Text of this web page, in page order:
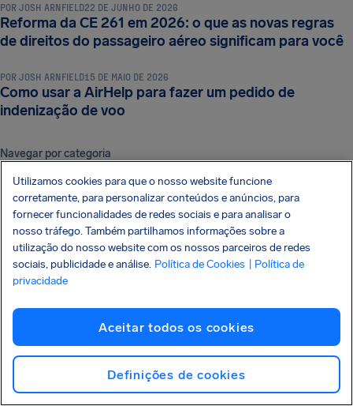
POR JOSH ARNFIELD22 DE JUNHO DE 2026
Reforma da CE 261 em 2026: o que as novas regras
de direitos do passageiro aéreo significam para você
COMPENSAÇÃO E DIREITOS DOS PASSAGEIROS
POR JOSH ARNFIELD15 DE MAIO DE 2026
Como usar a AirHelp para fazer um pedido de
indenização de voo
Navegar por categoria
TERMINOLOGIA DE VOO E LOGÍSTICABAGAGEM E REGRAS DE SEGURANÇA
Receba dicas exclusivas diretamente por e-mail
CONHEÇA SEUS DIREITOS
Acesse nosso guia explicativo
Saiba mais
passageiro aéreo
EDIÇÃO 2026
Utilizamos cookies para que o nosso website funcione
corretamente, para personalizar conteúdos e anúncios, para
fornecer funcionalidades de redes sociais e para analisar o
nosso tráfego. Também partilhamos informações sobre a
utilização do nosso website com os nossos parceiros de redes
sociais, publicidade e análise. Política de Cookies
| Política de
privacidade
Aceitar todos os cookies
Definições de cookies